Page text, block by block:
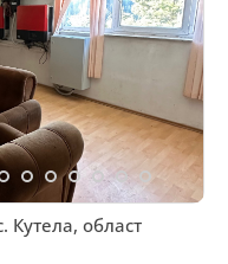
област